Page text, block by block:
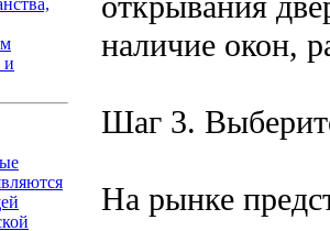
и
наличие окон,
Шаг 3.
На рынке